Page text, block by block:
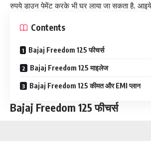
रुपये डाउन पेमेंट करके भी घर लाया जा सकता है.
Contents
Bajaj Freedom 125 फीचर्स
Bajaj Freedom 125 माइलेज
Bajaj Freedom 125 कीमत और EMI प्लान
Bajaj Freedom 125 फीचर्स